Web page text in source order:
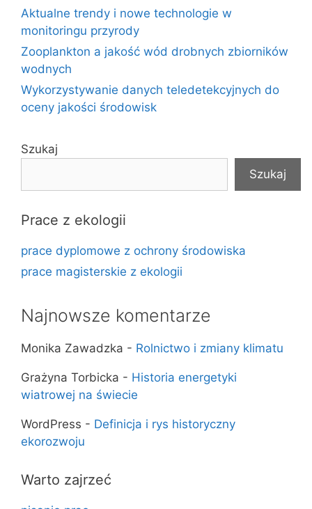
Aktualne trendy i nowe technologie w
monitoringu przyrody
Zooplankton a jakość wód drobnych zbiorników
wodnych
Wykorzystywanie danych teledetekcyjnych do
oceny jakości środowisk
Szukaj
Szukaj
Prace z ekologii
prace dyplomowe z ochrony środowiska
prace magisterskie z ekologii
Najnowsze komentarze
Monika Zawadzka - Rolnictwo i zmiany klimatu
Grażyna Torbicka - Historia energetyki
wiatrowej na świecie
WordPress - Definicja i rys historyczny
ekorozwoju
Warto zajrzeć